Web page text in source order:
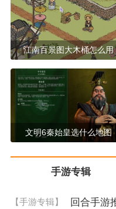
江南百景图大木桶怎么用
文明6秦始皇选什么地图
手游专辑
【手游专辑】 回合手游